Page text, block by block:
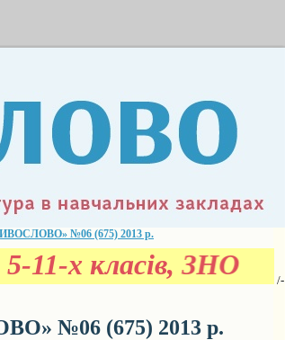
№06 (675) 2013 р.
11-х класів, ЗНО
/-
№06 (675) 2013 р.